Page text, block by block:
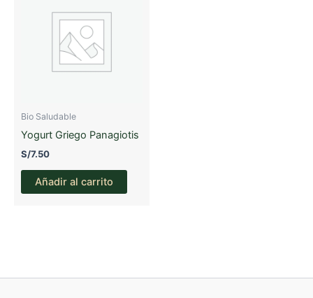
Bio Saludable
Yogurt Griego Panagiotis
S/7.50
Añadir al carrito